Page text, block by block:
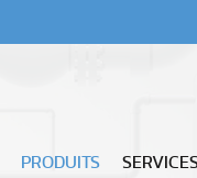
PRODUITS- PAGE